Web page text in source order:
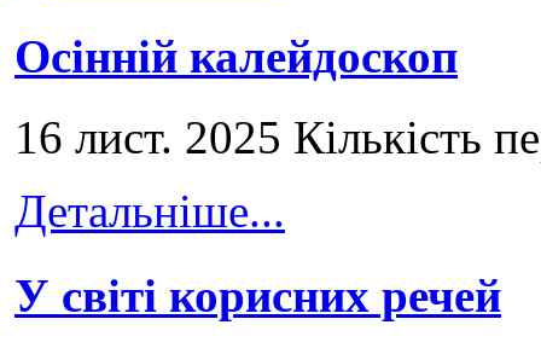
Осінній калейдоскоп
16 лист. 2025 Кількість
Детальніше...
У світі корисних речей